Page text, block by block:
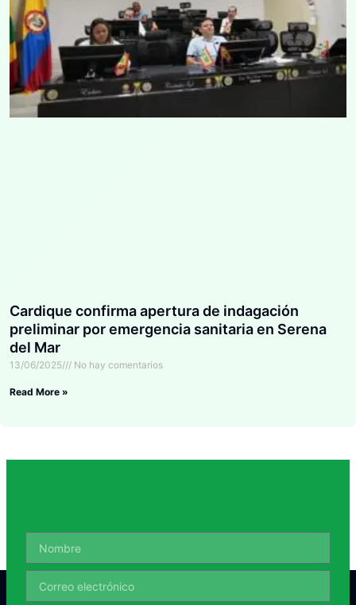
Cardique confirma apertura de indagación
preliminar por emergencia sanitaria en Serena
del Mar
13/06/2025 No hay comentarios
Read More »